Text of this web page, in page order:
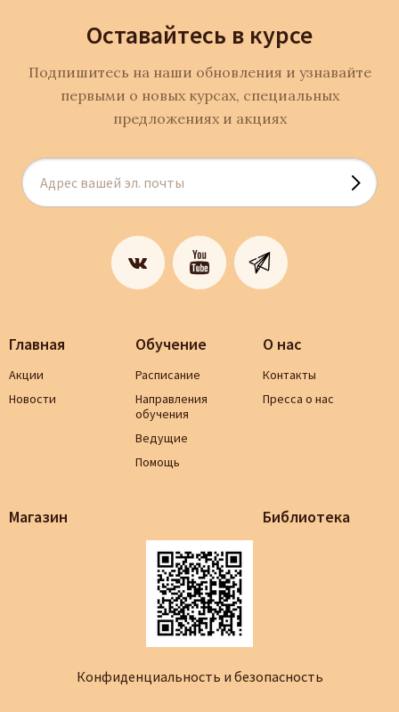
Оставайтесь в курсе
Подпишитесь на наши обновления и узнавайте
первыми о новых курсах, специальных
предложениях и акциях
Главная
Акции
Новости
Обучение
Расписание
Направления
обучения
Ведущие
Помощь
О нас
Контакты
Пресса о нас
Магазин Библиотека
Конфиденциальность и безопасность